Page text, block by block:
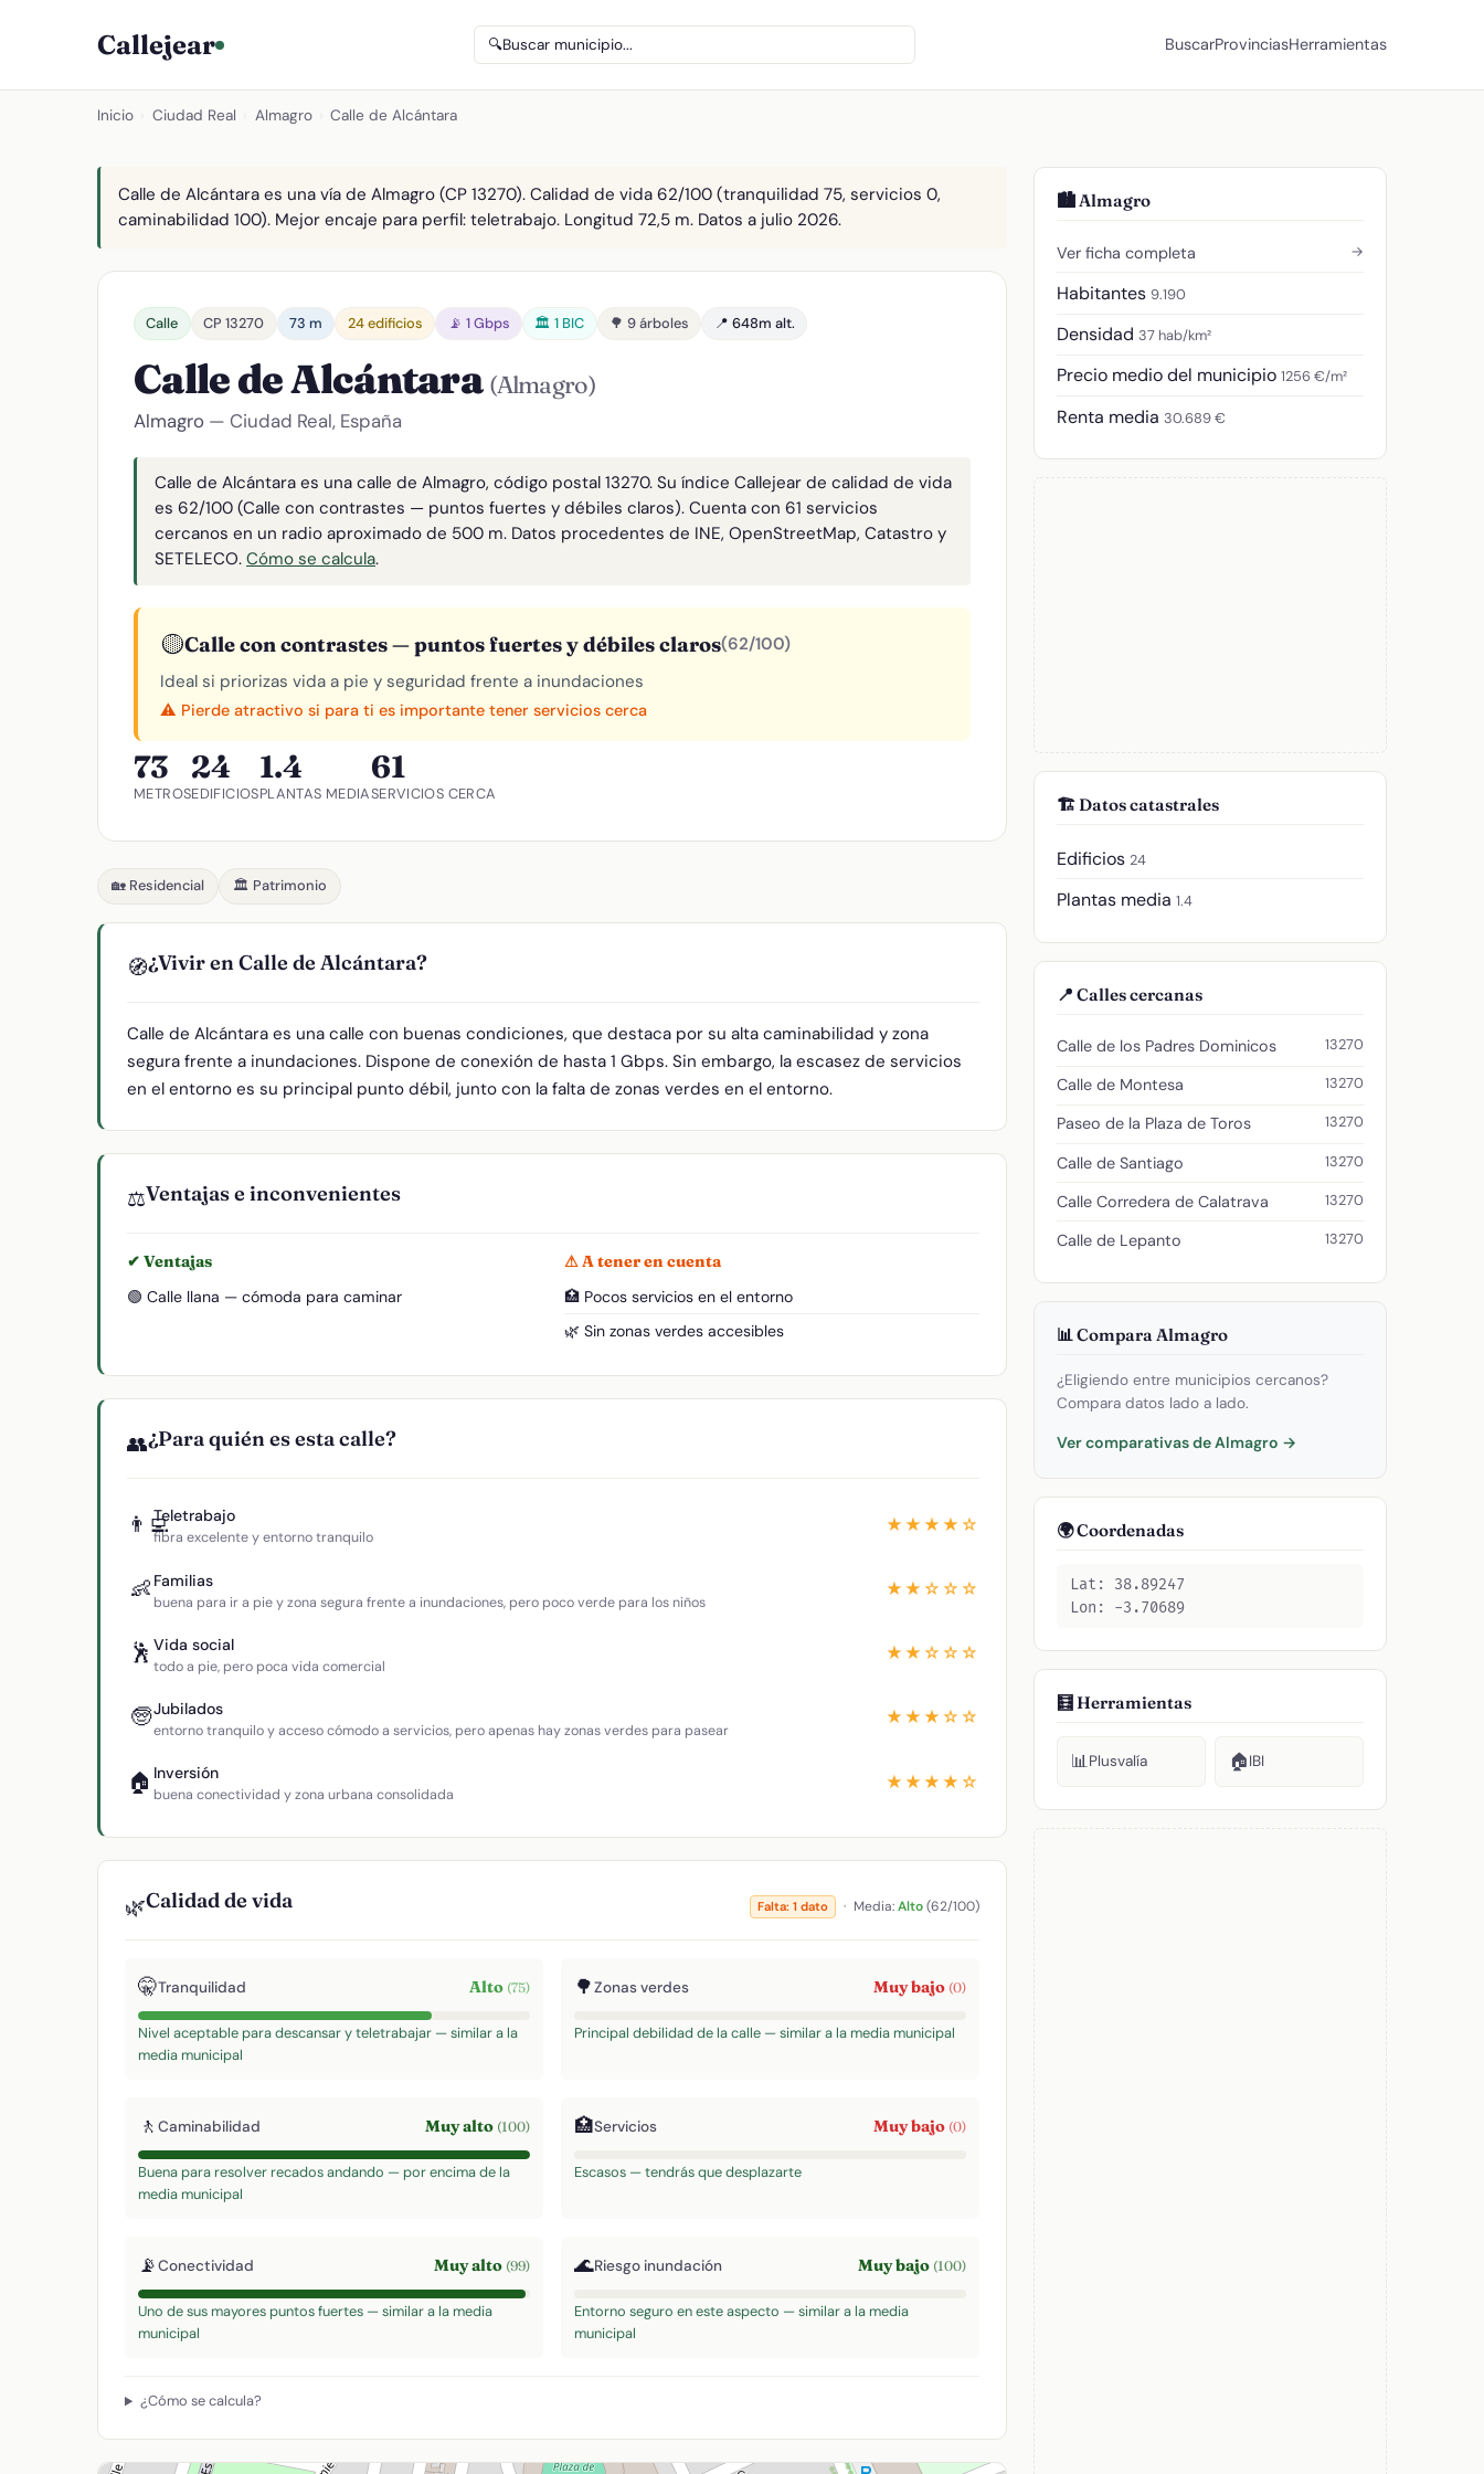
Callejear 🔍Buscar municipio... BuscarProvinciasHerramientas
Inicio Ciudad Real Almagro Calle de Alcántara
Calle de Alcántara es una vía de Almagro (CP 13270). Calidad de vida 62/100 (tranquilidad 75, servicios 0,
caminabilidad 100). Mejor encaje para perfil: teletrabajo. Longitud 72,5 m. Datos a julio 2026.
Calle CP 13270 73 m 24 edificios 📡 1 Gbps 🏛️ 1 BIC 🌳 9 árboles 📍 648m alt.
Calle de Alcántara (Almagro)
Almagro — Ciudad Real, España
Calle de Alcántara es una calle de Almagro, código postal 13270. Su índice Callejear de calidad de vida
es 62/100 (Calle con contrastes — puntos fuertes y débiles claros). Cuenta con 61 servicios
cercanos en un radio aproximado de 500 m. Datos procedentes de INE, OpenStreetMap, Catastro y
SETELECO. Cómo se calcula.
🟡Calle con contrastes — puntos fuertes y débiles claros(62/100)
Ideal si priorizas vida a pie y seguridad frente a inundaciones
⚠️ Pierde atractivo si para ti es importante tener servicios cerca
73
METROS
24
EDIFICIOS
1.4
PLANTAS MEDIA
61
SERVICIOS CERCA
🏡 Residencial 🏛️ Patrimonio
🧭¿Vivir en Calle de Alcántara?
Calle de Alcántara es una calle con buenas condiciones, que destaca por su alta caminabilidad y zona
segura frente a inundaciones. Dispone de conexión de hasta 1 Gbps. Sin embargo, la escasez de servicios
en el entorno es su principal punto débil, junto con la falta de zonas verdes en el entorno.
⚖️Ventajas e inconvenientes
✔ Ventajas
🟢 Calle llana — cómoda para caminar
⚠ A tener en cuenta
🏥 Pocos servicios en el entorno
🌿 Sin zonas verdes accesibles
👥¿Para quién es esta calle?
👨‍💻Teletrabajo
fibra excelente y entorno tranquilo
★★★★☆
👶 Familias
buena para ir a pie y zona segura frente a inundaciones, pero poco verde para los niños
★★☆☆☆
🕺 Vida social
todo a pie, pero poca vida comercial
★★☆☆☆
🧓Jubilados
entorno tranquilo y acceso cómodo a servicios, pero apenas hay zonas verdes para pasear
★★★☆☆
🏠 Inversión
buena conectividad y zona urbana consolidada
★★★★☆
🌿Calidad de vida Falta: 1 dato · Media:Alto(62/100)
🤫Tranquilidad Alto (75)
Nivel aceptable para descansar y teletrabajar — similar a la
media municipal
🌳Zonas verdes Muy bajo (0)
Principal debilidad de la calle — similar a la media municipal
🚶 Caminabilidad Muy alto (100)
Buena para resolver recados andando — por encima de la
media municipal
🏥Servicios Muy bajo (0)
Escasos — tendrás que desplazarte
📡Conectividad Muy alto (99)
Uno de sus mayores puntos fuertes — similar a la media
municipal
🌊Riesgo inundación Muy bajo (100)
Entorno seguro en este aspecto — similar a la media
municipal
¿Cómo se calcula?
🏙️ Almagro
Ver ficha completa →
Habitantes 9.190
Densidad 37 hab/km²
Precio medio del municipio 1256 €/m²
Renta media 30.689 €
🏗️ Datos catastrales
Edificios 24
Plantas media 1.4
📍 Calles cercanas
Calle de los Padres Dominicos 13270
Calle de Montesa 13270
Paseo de la Plaza de Toros 13270
Calle de Santiago 13270
Calle Corredera de Calatrava 13270
Calle de Lepanto 13270
📊 Compara Almagro
¿Eligiendo entre municipios cercanos?
Compara datos lado a lado.
Ver comparativas de Almagro →
🌍 Coordenadas
Lat: 38.89247
Lon: -3.70689
🧮 Herramientas
📊Plusvalía 🏠IBI